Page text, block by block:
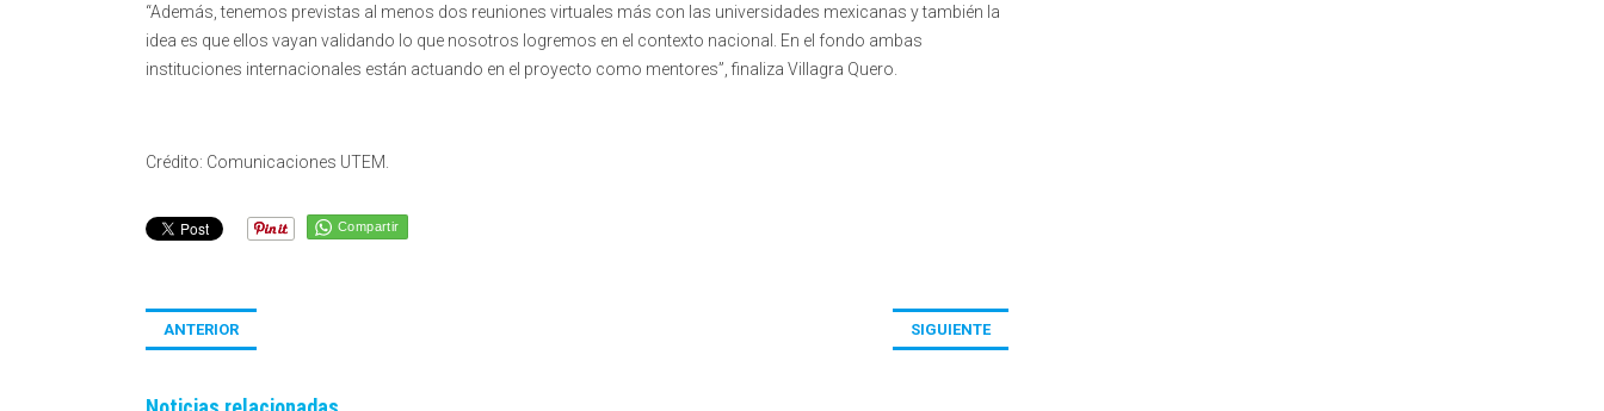
“Además, tenemos previstas al menos dos reuniones virtuales más con las universidades mexicanas y también la
idea es que ellos vayan validando lo que nosotros logremos en el contexto nacional. En el fondo ambas
instituciones internacionales están actuando en el proyecto como mentores”, finaliza Villagra Quero.
Crédito: Comunicaciones UTEM.
Compartir
ANTERIOR SIGUIENTE